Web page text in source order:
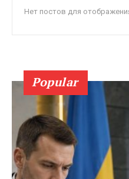
Нет постов для
Popular